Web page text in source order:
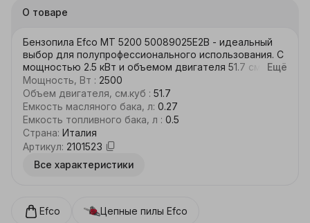
О товаре
Бензопила Efco МТ 5200 50089025E2B - идеальный
выбор для полупрофессионального использования. С
мощностью 2.5 кВт и объемом двигателя 51.7 см?,
она легко справляется с различными видами работ.
Стандартная комплектация включает в себя пилу,
шину 46 см, цепь, чехол для шины и картонную
коробку, что делает ее готовой к использованию
сразу после покупки.
Бензопила оснащена широкой шиной с пазом 1.5 мм и
цепью с шагом 0.325 дюйма, обеспечивая высокую
производительность и эффективность работы.
отличным выбором для профессионалов и
любителей.
Ещё
Мощность, Вт : 2500
Объем двигателя, см.куб : 51.7
Емкость масляного бака, л: 0.27
Емкость топливного бака, л : 0.5
Страна: Италия
Артикул: 2101523
Все характеристики
Efco Цепные пилы Efco